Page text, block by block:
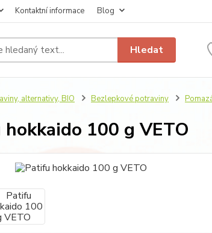
Kontaktní informace Blog
Hledat
alternativy, BIO Bezlepkové potraviny
100 g VETO